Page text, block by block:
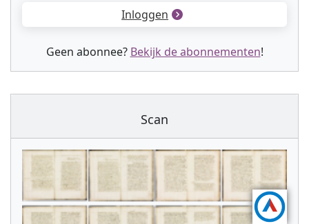
Inloggen
Geen abonnee? Bekijk de abonnementen!
Scan